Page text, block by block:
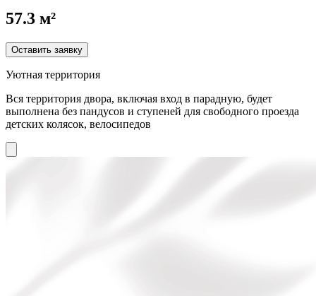
57.3 м²
Оставить заявку
Уютная территория
Вся территория двора, включая вход в парадную, будет
выполнена без пандусов и ступеней для свободного проезда
детских колясок, велосипедов